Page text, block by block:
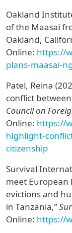
Oakland
of the Maasai
Oakland,
Online: https://
plans-maasai-
Patel, Reina
conflict between
Council on
Online: https://
highlight-
citizenship
Survival
meet European
evictions and
in Tanzania,”
Online: https://